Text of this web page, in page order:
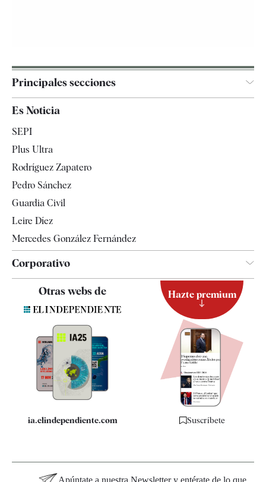
Principales secciones
Televisión
Es Noticia
SEPI
Plus Ultra
Rodríguez Zapatero
Pedro Sánchez
Guardia Civil
Leire Díez
Mercedes González Fernández
Corporativo
Quiénes somos
Especificaciones
Otras webs de
ia.elindependiente.com
Hazte premium
Suscríbete
Apúntate a nuestra Newsletter y entérate de lo que